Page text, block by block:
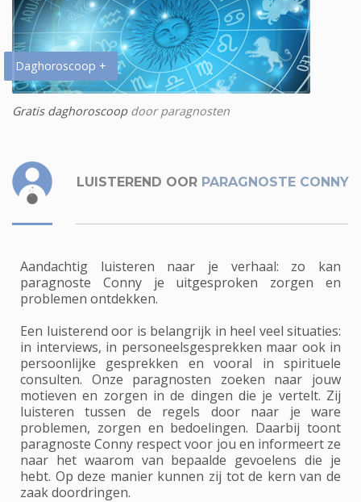
Daghoroscoop +
Gratis daghoroscoopdoor paragnosten
LUISTEREND OOR PARAGNOSTE CONNY
Aandachtig luisteren naar je verhaal: zo kan
paragnoste Conny je uitgesproken zorgen en
problemen ontdekken.
Een luisterend oor is belangrijk in heel veel situaties:
in interviews, in personeelsgesprekken maar ook in
persoonlijke gesprekken en vooral in spirituele
consulten. Onze paragnosten zoeken naar jouw
motieven en zorgen in de dingen die je vertelt. Zij
luisteren tussen de regels door naar je ware
problemen, zorgen en bedoelingen. Daarbij toont
paragnoste Conny respect voor jou en informeert ze
naar het waarom van bepaalde gevoelens die je
hebt. Op deze manier kunnen zij tot de kern van de
zaak doordringen.